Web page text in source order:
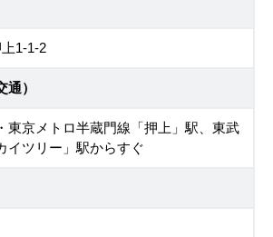
1-1-2
）
東京メトロ半蔵門線「押上」駅、東武
イツリー」駅からすぐ